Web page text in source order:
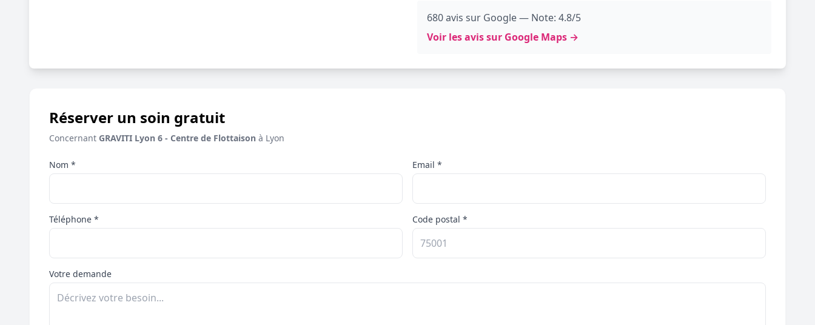
680 avis sur Google — Note: 4.8/5
Voir les avis sur Google Maps →
Réserver un soin gratuit
Concernant GRAVITI Lyon 6 - Centre de Flottaison à Lyon
Nom * Email *
Téléphone * Code postal *
Votre demande